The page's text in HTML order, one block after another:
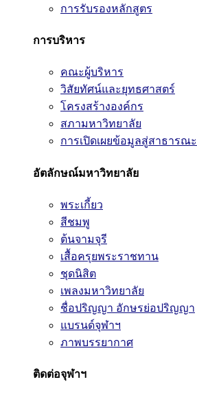
การรับรองหลักสูตร
การบริหาร
คณะผู้บริหาร
วิสัยทัศน์และยุทธศาสตร์
โครงสร้างองค์กร
สภามหาวิทยาลัย
การเปิดเผยข้อมูลสู่สาธารณะ
อัตลักษณ์มหาวิทยาลัย
พระเกี้ยว
สีชมพู
ต้นจามจุรี
เสื้อครุยพระราชทาน
ชุดนิสิต
เพลงมหาวิทยาลัย
ชื่อปริญญา อักษรย่อปริญญา
แบรนด์จุฬาฯ
ภาพบรรยากาศ
ติดต่อจุฬาฯ